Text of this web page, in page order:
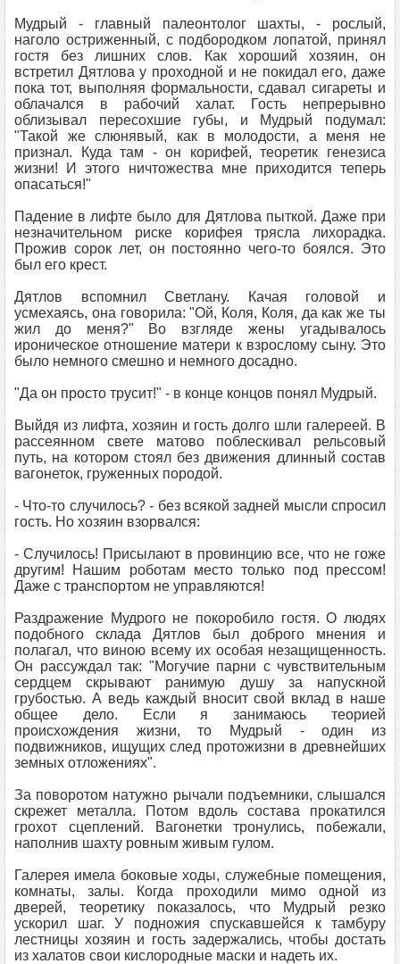
Мудрый - главный палеонтолог шахты, - рослый,
наголо остриженный, с подбородком лопатой, принял
гостя без лишних слов. Как хороший хозяин, он
встретил Дятлова у проходной и не покидал его, даже
пока тот, выполняя формальности, сдавал сигареты и
облачался в рабочий халат. Гость непрерывно
облизывал пересохшие губы, и Мудрый подумал:
"Такой же слюнявый, как в молодости, а меня не
признал. Куда там - он корифей, теоретик генезиса
жизни! И этого ничтожества мне приходится теперь
опасаться!"
Падение в лифте было для Дятлова пыткой. Даже при
незначительном риске корифея трясла лихорадка.
Прожив сорок лет, он постоянно чего-то боялся. Это
был его крест.
Дятлов вспомнил Светлану. Качая головой и
усмехаясь, она говорила: "Ой, Коля, Коля, да как же ты
жил до меня?" Во взгляде жены угадывалось
ироническое отношение матери к взрослому сыну. Это
было немного смешно и немного досадно.
"Да он просто трусит!" - в конце концов понял Мудрый.
Выйдя из лифта, хозяин и гость долго шли галереей. В
рассеянном свете матово поблескивал рельсовый
путь, на котором стоял без движения длинный состав
вагонеток, груженных породой.
- Что-то случилось? - без всякой задней мысли спросил
гость. Но хозяин взорвался:
- Случилось! Присылают в провинцию все, что не гоже
другим! Нашим роботам место только под прессом!
Даже с транспортом не управляются!
Раздражение Мудрого не покоробило гостя. О людях
подобного склада Дятлов был доброго мнения и
полагал, что виною всему их особая незащищенность.
Он рассуждал так: "Могучие парни с чувствительным
сердцем скрывают ранимую душу за напускной
грубостью. А ведь каждый вносит свой вклад в наше
общее дело. Если я занимаюсь теорией
происхождения жизни, то Мудрый - один из
подвижников, ищущих след протожизни в древнейших
земных отложениях".
За поворотом натужно рычали подъемники, слышался
скрежет металла. Потом вдоль состава прокатился
грохот сцеплений. Вагонетки тронулись, побежали,
наполнив шахту ровным живым гулом.
Галерея имела боковые ходы, служебные помещения,
комнаты, залы. Когда проходили мимо одной из
дверей, теоретику показалось, что Мудрый резко
ускорил шаг. У подножия спускавшейся к тамбуру
лестницы хозяин и гость задержались, чтобы достать
из халатов свои кислородные маски и надеть их.